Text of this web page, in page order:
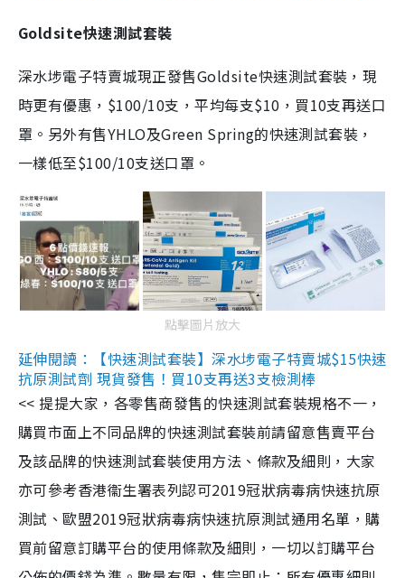
Goldsite快速測試套裝
深水埗電子特賣城現正發售Goldsite快速測試套裝，現
時更有優惠，$100/10支，平均每支$10，買10支再送口
罩。另外有售YHLO及Green Spring的快速測試套裝，
一樣低至$100/10支送口罩。
點擊圖片放大
延伸閱讀：【快速測試套裝】深水埗電子特賣城$15快速
抗原測試劑 現貨發售！買10支再送3支檢測棒
<< 提提大家，各零售商發售的快速測試套裝規格不一，
購買市面上不同品牌的快速測試套裝前請留意售賣平台
及該品牌的快速測試套裝使用方法、條款及細則，大家
亦可參考香港衞生署表列認可2019冠狀病毒病快速抗原
測試、歐盟2019冠狀病毒病快速抗原測試通用名單，購
買前留意訂購平台的使用條款及細則，一切以訂購平台